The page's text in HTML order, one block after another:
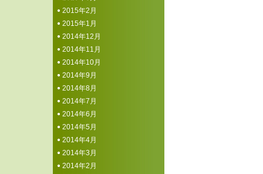
2015年2月
2015年1月
2014年12月
2014年11月
2014年10月
2014年9月
2014年8月
2014年7月
2014年6月
2014年5月
2014年4月
2014年3月
2014年2月